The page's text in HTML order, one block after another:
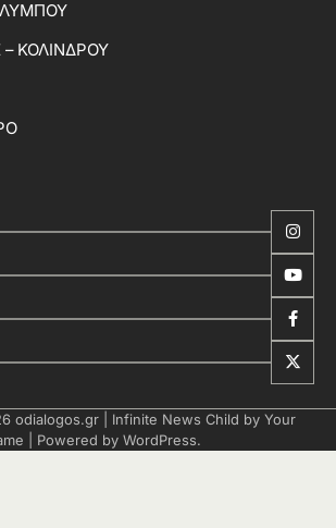
ΚΟΛΙΝΔΡΟΥ
odialogos.gr | Infinite News Child by Your
| Powered by WordPress.